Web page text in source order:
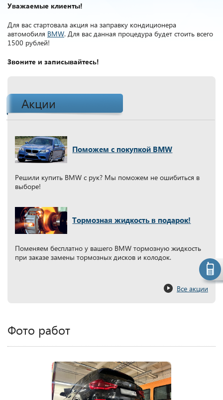
Уважаемые клиенты!
Для вас стартовала акция на заправку кондиционера
автомобиля BMW. Для вас данная процедура будет стоить всего
1500 рублей!
Звоните и записывайтесь!
Акции
Поможем с покупкой BMW
Решили купить BMW с рук? Мы поможем не ошибиться в
выборе!
Тормозная жидкость в подарок!
Поменяем бесплатно у вашего BMW тормозную жидкость
при заказе замены тормозных дисков и колодок.
Все акции
Фото работ